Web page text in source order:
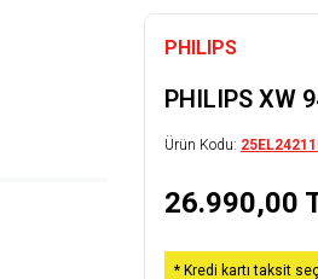
PHILIPS
PHILIPS XW
Ürün Kodu:
26.990,00
* Kredi kartı taksit